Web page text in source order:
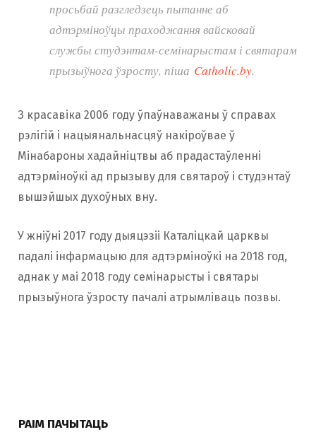
просьбай разгледзець пытанне аб
адтэрміноўцы праходжання вайсковай
службы студэнтам-семінарыстам і святарам
прызыўнога ўзросту, піша Catholic.by.
З красавіка 2006 году ўпаўнаважаны ў справах
рэлігій і нацыянальнасцяў накіроўвае ў
Мінабароны хадайніцтвы аб прадастаўленні
адтэрміноўкі ад прызыву для святароў і студэнтаў
вышэйшых духоўных вну.
У жніўні 2017 году дыяцэзіі Каталіцкай царквы
падалі інфармацыю для адтэрміноўкі на 2018 год,
аднак у маі 2018 году семінарысты і святары
прызыўнога ўзросту пачалі атрымліваць позвы.
РАІМ ПАЧЫТАЦЬ